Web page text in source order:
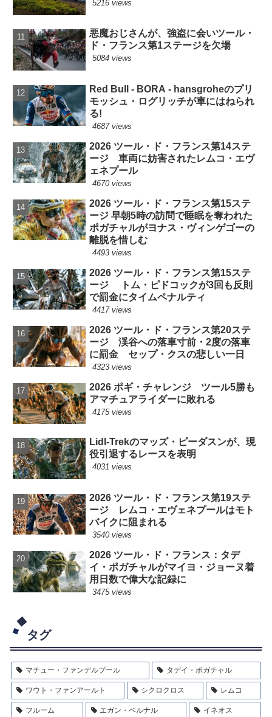
5216 views
悪魔おじさんが、強盗に会いツール・
ド・フランス第1ステージを欠場
5084 views
Red Bull - BORA - hansgroheのプリ
モッシュ・ログリッチが車にはねられ
る!
4687 views
2026 ツール・ド・フランス第14ステ
ージ 車両に妨害されたレムコ・エヴ
ェネプール
4670 views
2026 ツール・ド・フランス第15ステ
ージ 早朝5時の訪問で睡眠を奪われた
ポガチャルがヨナス・ヴィンゲゴーの
離脱を惜しむ
4493 views
2026 ツール・ド・フランス第15ステ
ージ トム・ピドコックが3回も反則
で罰金にタイムペナルティ
4417 views
2026 ツール・ド・フランス第20ステ
ージ 渓谷への落車寸前・2度の落車
に罰金 セップ・クスの悲しい一日
4323 views
2026 ポギ・チャレンジ ツール5勝も
アマチュアライダーに敗れる
4175 views
Lidl-Trekのマッズ・ピーダスンが、現
役引退するレースを表明
4031 views
2026 ツール・ド・フランス第19ステ
ージ レムコ・エヴェネプールはモト
バイクに阻まれる
3540 views
2026 ツール・ド・フランス：タデ
イ・ポガチャルがマイヨ・ジョーヌ着
用日数で偉大な記録に
3475 views
タグ
マチュー・ファンデルプール タデイ・ポガチャル
ワウト・ファンアールト シクロクロス レムコ
フルーム エガン・ベルナル イネオス